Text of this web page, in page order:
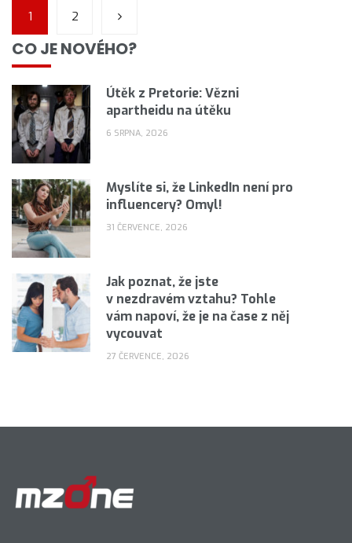
1 2
CO JE NOVÉHO?
Útěk z Pretorie: Vězni
apartheidu na útěku
6 SRPNA, 2026
Myslíte si, že LinkedIn není pro
influencery? Omyl!
31 ČERVENCE, 2026
Jak poznat, že jste
v nezdravém vztahu? Tohle
vám napoví, že je na čase z něj
vycouvat
27 ČERVENCE, 2026